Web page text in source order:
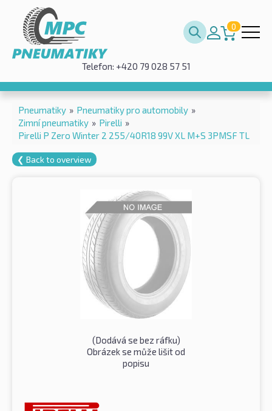
0
Telefon: +420 79 028 57 51
Pneumatiky » Pneumatiky pro automobily »
Zimní pneumatiky » Pirelli »
Pirelli P Zero Winter 2 255/40R18 99V XL M+S 3PMSF TL
❮ Back to overview
(Dodává se bez ráfku)
Obrázek se může lišit od
popisu